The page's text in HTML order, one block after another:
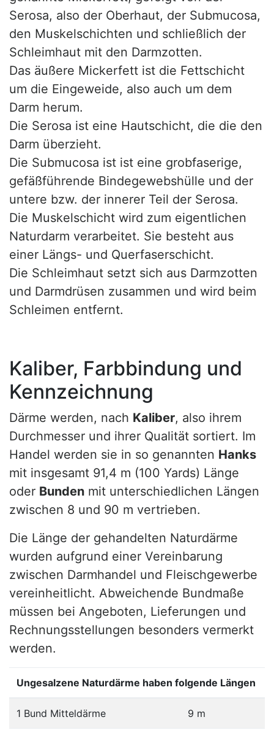
Serosa, also der Oberhaut, der Submucosa,
den Muskelschichten und schließlich der
Schleimhaut mit den Darmzotten.
Das äußere Mickerfett ist die Fettschicht
um die Eingeweide, also auch um dem
Darm herum.
Die Serosa ist eine Hautschicht, die die den
Darm überzieht.
Die Submucosa ist ist eine grobfaserige,
gefäßführende Bindegewebshülle und der
untere bzw. der innerer Teil der Serosa.
Die Muskelschicht wird zum eigentlichen
Naturdarm verarbeitet. Sie besteht aus
einer Längs- und Querfaserschicht.
Die Schleimhaut setzt sich aus Darmzotten
und Darmdrüsen zusammen und wird beim
Schleimen entfernt.
Kaliber, Farbbindung und
Kennzeichnung
Därme werden, nach Kaliber, also ihrem
Durchmesser und ihrer Qualität sortiert. Im
Handel werden sie in so genannten Hanks
mit insgesamt 91,4 m (100 Yards) Länge
oder Bunden mit unterschiedlichen Längen
zwischen 8 und 90 m vertrieben.
Die Länge der gehandelten Naturdärme
wurden aufgrund einer Vereinbarung
zwischen Darmhandel und Fleischgewerbe
vereinheitlicht. Abweichende Bundmaße
müssen bei Angeboten, Lieferungen und
Rechnungsstellungen besonders vermerkt
werden.
Ungesalzene Naturdärme haben folgende Längen
1 Bund Mitteldärme 9 m